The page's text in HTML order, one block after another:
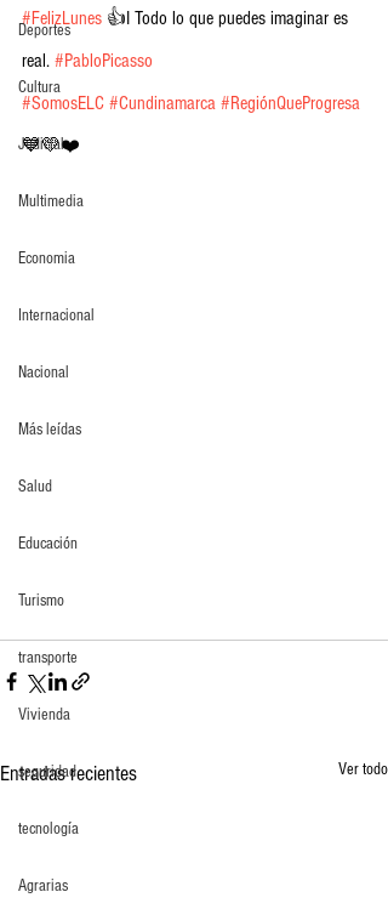
Deportes
Cultura
Judicial
Multimedia
Economia
Internacional
Nacional
Más leídas
Salud
Educación
Turismo
transporte
Vivienda
seguridad
tecnología
Agrarias
#FelizLunes 👍I Todo lo que puedes imaginar es
real. #PabloPicasso
#SomosELC #Cundinamarca #RegiónQueProgresa
💙💛❤️
Entradas recientes Ver todo